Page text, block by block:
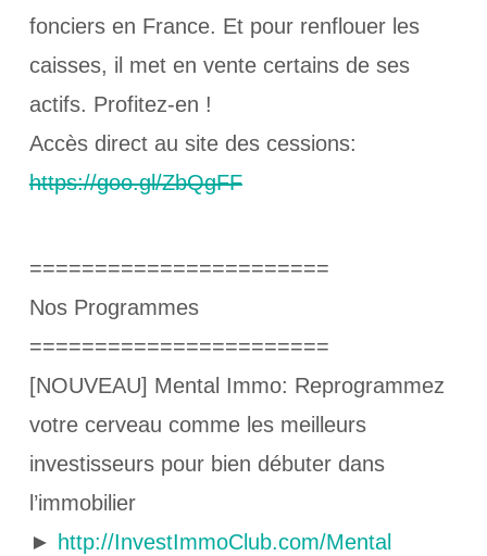
fonciers en France. Et pour renflouer les
caisses, il met en vente certains de ses
actifs. Profitez-en !
Accès direct au site des cessions:
https://goo.gl/ZbQgFF
=======================
Nos Programmes
=======================
[NOUVEAU] Mental Immo: Reprogrammez
votre cerveau comme les meilleurs
investisseurs pour bien débuter dans
l’immobilier
► http://InvestImmoClub.com/Mental